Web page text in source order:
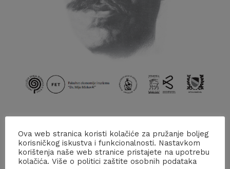
Mirković“ održat će se znanstveni dio skupa s ukupno
25 izlaganja: uz tri plenarna izlaganja uglednih
stručnjaka bit će predstavljena i 22 rada znanstvenika i
Ova web stranica koristi kolačiće za pružanje boljeg
korisničkog iskustva i funkcionalnosti. Nastavkom
korištenja naše web stranice pristajete na upotrebu
kolačića. Više o politici zaštite osobnih podataka